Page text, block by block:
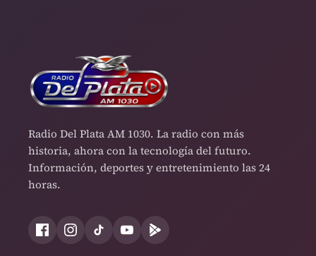
Radio Del Plata AM 1030. La radio con más
historia, ahora con la tecnología del futuro.
Información, deportes y entretenimiento las 24
horas.